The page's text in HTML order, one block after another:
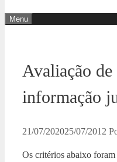
Menu
Avaliação
informação
21/07/202025/07/2012
Os critérios abaixo